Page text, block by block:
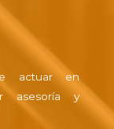
actuar en
asesoría y